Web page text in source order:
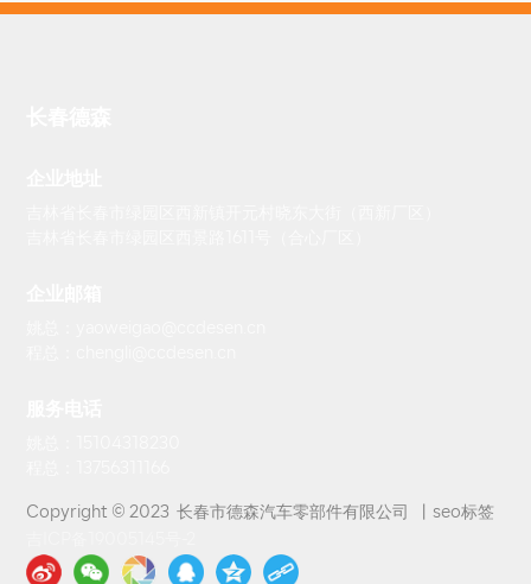
Copyright © 2023 长春市德森汽车零部件有限公司 丨seo标签